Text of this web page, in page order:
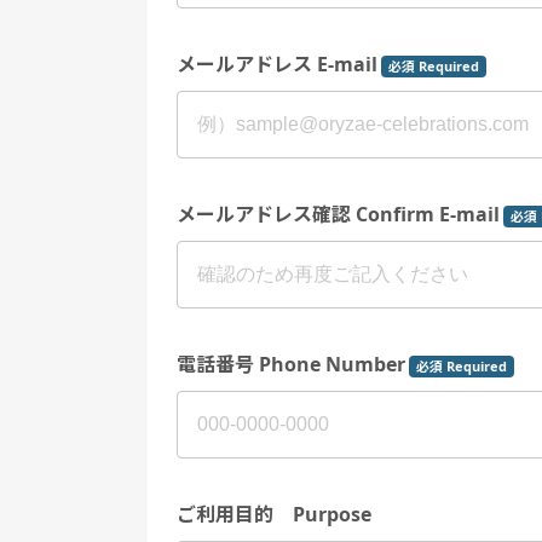
メールアドレス E-mail 必須 Required
メールアドレス確認 Confirm E-mail 必須
電話番号 Phone Number 必須 Required
ご利用目的 Purpose